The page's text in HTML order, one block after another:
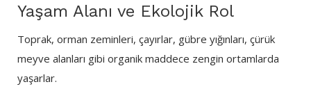
Yaşam Alanı ve Ekolojik Rol
Toprak, orman zeminleri, çayırlar, gübre yığınları, çürük
meyve alanları gibi organik maddece zengin ortamlarda
yaşarlar.